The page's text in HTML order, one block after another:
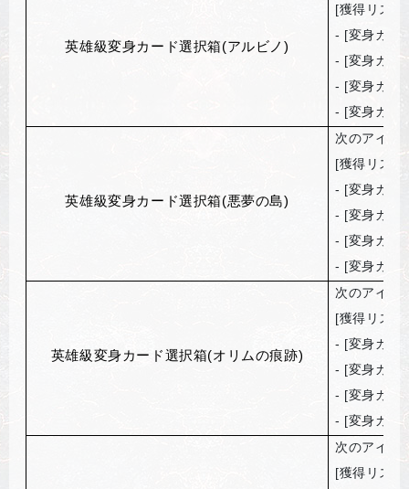
英雄級変身カード選択箱(アルビノ)
[獲得リスト
- [変身カー
- [変身カー
- [変身カー
- [変身カー
英雄級変身カード選択箱(悪夢の島)
次のアイテ
[獲得リスト
- [変身カー
- [変身カー
- [変身カー
- [変身カー
英雄級変身カード選択箱(オリムの痕跡)
次のアイテ
[獲得リスト
- [変身カー
- [変身カー
- [変身カー
- [変身カー
次のアイテ
[獲得リスト